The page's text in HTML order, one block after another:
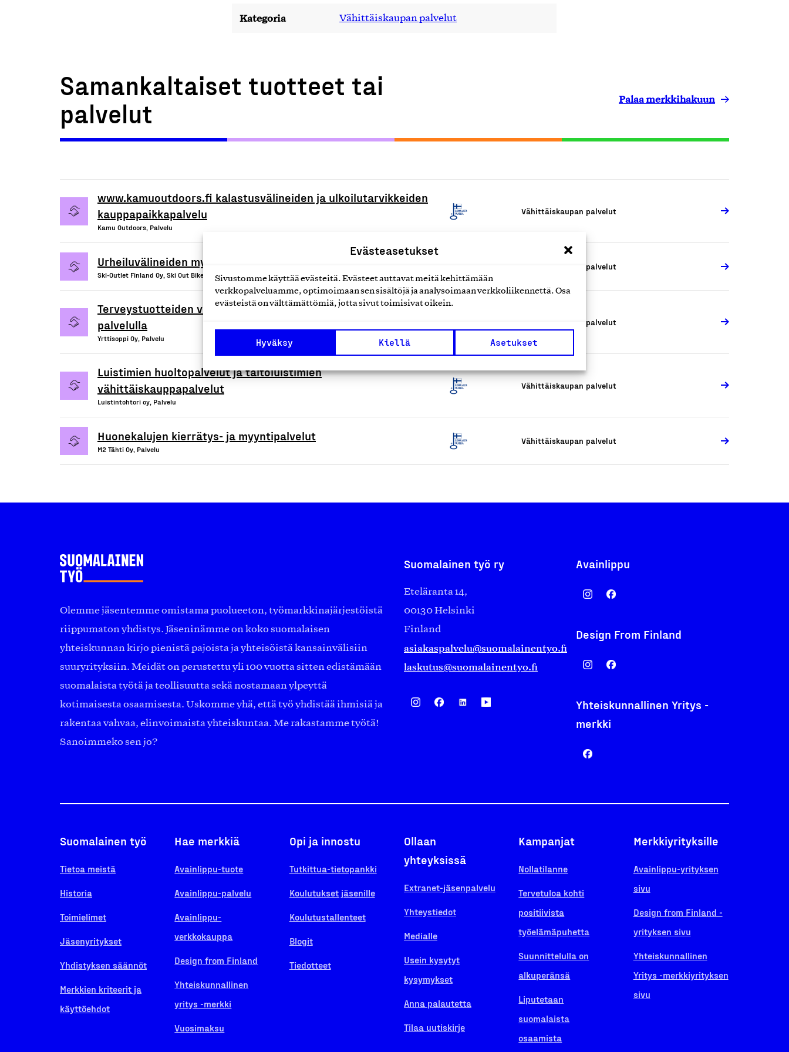
Evästeasetukset
Sivustomme käyttää evästeitä. Evästeet auttavat meitä kehittämään
verkkopalveluamme, optimoimaan sen sisältöjä ja analysoimaan verkkoliikennettä. Osa
evästeistä on välttämättömiä, jotta sivut toimisivat oikein.
Hyväksy Kiellä Asetukset
Kategoria Vähittäiskaupan palvelut
Samankaltaiset tuotteet tai
palvelut
Palaa merkkihakuun
www.kamuoutdoors.fi kalastusvälineiden ja ulkoilutarvikkeiden
kauppapaikkapalvelu
Kamu Outdoors, Palvelu
Vähittäiskaupan palvelut
Urheiluvälineiden myynti- ja huoltopalvelu
Ski-Outlet Finland Oy, Ski Out Bike, Palvelu
Vähittäiskaupan palvelut
Terveystuotteiden vähittäiskauppapalvelut, henkilökohtaisella
palvelulla
Yrttisoppi Oy, Palvelu
Vähittäiskaupan palvelut
Luistimien huoltopalvelut ja taitoluistimien
vähittäiskauppapalvelut
Luistintohtori oy, Palvelu
Vähittäiskaupan palvelut
Huonekalujen kierrätys- ja myyntipalvelut
M2 Tähti Oy, Palvelu
Vähittäiskaupan palvelut
Olemme jäsentemme omistama puolueeton, työmarkkinajärjestöistä
riippumaton yhdistys. Jäseninämme on koko suomalaisen
yhteiskunnan kirjo pienistä pajoista ja yhteisöistä kansainvälisiin
suuryrityksiin. Meidät on perustettu yli 100 vuotta sitten edistämään
suomalaista työtä ja teollisuutta sekä nostamaan ylpeyttä
kotimaisesta osaamisesta. Uskomme yhä, että työ yhdistää ihmisiä ja
rakentaa vahvaa, elinvoimaista yhteiskuntaa. Me rakastamme työtä!
Sanoimmeko sen jo?
Suomalainen työ ry
Eteläranta 14,
00130 Helsinki
Finland
asiakaspalvelu@suomalainentyo.fi
laskutus@suomalainentyo.fi
Avainlippu
Design From Finland
Yhteiskunnallinen Yritys -
merkki
Suomalainen työ
Tietoa meistä
Historia
Toimielimet
Jäsenyritykset
Yhdistyksen säännöt
Merkkien kriteerit ja
käyttöehdot
Hae merkkiä
Avainlippu-tuote
Avainlippu-palvelu
Avainlippu-
verkkokauppa
Design from Finland
Yhteiskunnallinen
yritys -merkki
Vuosimaksu
Opi ja innostu
Tutkittua-tietopankki
Koulutukset jäsenille
Koulutustallenteet
Blogit
Tiedotteet
Ollaan
yhteyksissä
Extranet-jäsenpalvelu
Yhteystiedot
Medialle
Usein kysytyt
kysymykset
Anna palautetta
Tilaa uutiskirje
Kampanjat
Nollatilanne
Tervetuloa kohti
positiivista
työelämäpuhetta
Suunnittelulla on
alkuperänsä
Liputetaan
suomalaista
osaamista
Merkkiyrityksille
Avainlippu-yrityksen
sivu
Design from Finland -
yrityksen sivu
Yhteiskunnallinen
Yritys -merkkiyrityksen
sivu